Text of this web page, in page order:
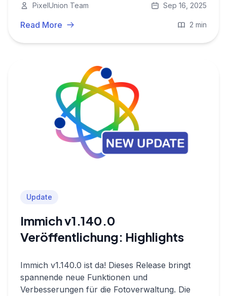
Jobs und mehr. Entdecken Sie, wie diese
Funktionen Ihr Fotomanagement verbessern.
PixelUnion Team Sep 16, 2025
Read More 2 min
Update
Immich v1.140.0
Veröffentlichung: Highlights
Immich v1.140.0 ist da! Dieses Release bringt
spannende neue Funktionen und
Verbesserungen für die Fotoverwaltung. Die